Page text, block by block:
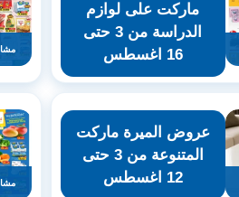
ماركت على لوازم
الدراسة من 3 حتى
16 اغسطس
عروض الميرة ماركت
المتنوعة من 3 حتى
12 اغسطس